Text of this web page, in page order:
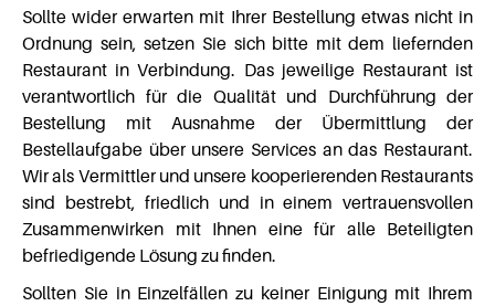
Sollte wider erwarten mit Ihrer Bestellung etwas nicht in
Ordnung sein, setzen Sie sich bitte mit dem liefernden
Restaurant in Verbindung. Das jeweilige Restaurant ist
verantwortlich für die Qualität und Durchführung der
Bestellung mit Ausnahme der Übermittlung der
Bestellaufgabe über unsere Services an das Restaurant.
Wir als Vermittler und unsere kooperierenden Restaurants
sind bestrebt, friedlich und in einem vertrauensvollen
Zusammenwirken mit Ihnen eine für alle Beteiligten
befriedigende Lösung zu finden.
Sollten Sie in Einzelfällen zu keiner Einigung mit Ihrem